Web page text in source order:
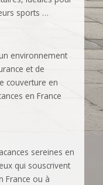
sports …
environnement
et de
couverture en
en France
sereines en
qui souscrivent
France ou à